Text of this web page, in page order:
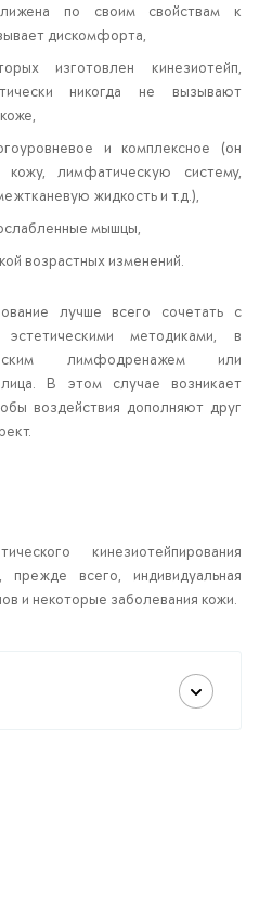
по своим свойствам к
дискомфорта,
изготовлен кинезиотейп,
никогда не вызывают
и комплексное (он
лимфатическую систему,
жидкость и т.д.),
мышцы,
возрастных изменений.
лучше всего сочетать с
эстетическими методиками, в
лимфодренажем или
В этом случае возникает
воздействия дополняют друг
кинезиотейпирования
всего, индивидуальная
и некоторые заболевания кожи.